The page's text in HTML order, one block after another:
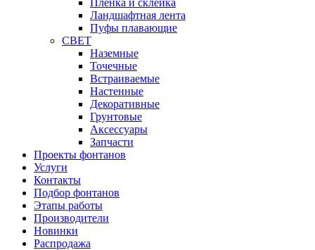
Пленка и склейка
Ландшафтная лента
Пуфы плавающие
СВЕТ
Наземные
Точечные
Встраиваемые
Настенные
Декоративные
Грунтовые
Аксессуары
Запчасти
Проекты фонтанов
Услуги
Контакты
Подбор фонтанов
Этапы работы
Производители
Новинки
Распродажа